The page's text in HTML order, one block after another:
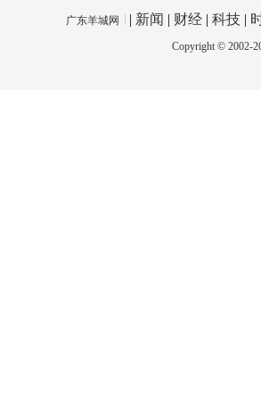
广东羊城网 | 新闻 | 财经 | 科技 |
Copyright © 2002-